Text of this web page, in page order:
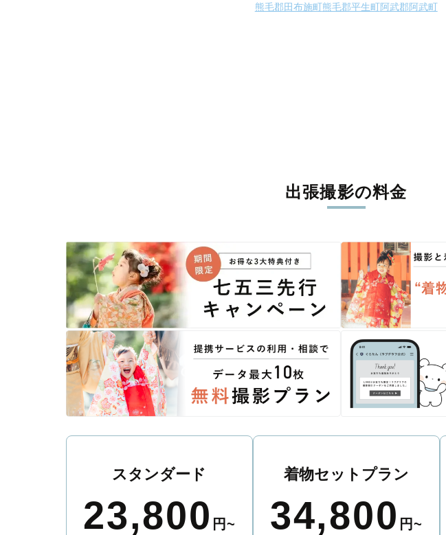
熊毛郡田布施町熊毛郡平生町阿武郡阿武町
出張撮影の料金
スタンダード
23,800 円~
着物セットプラン
34,800 円~